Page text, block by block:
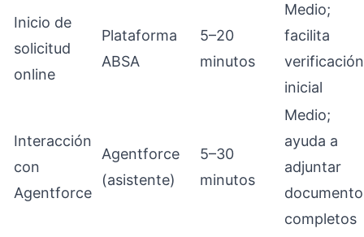
Inicio de
solicitud
online
Plataforma
ABSA
5–20
minutos
Medio;
facilita
verificación
inicial
Interacción
con
Agentforce
Agentforce
(asistente)
5–30
minutos
Medio;
ayuda a
adjuntar
completos